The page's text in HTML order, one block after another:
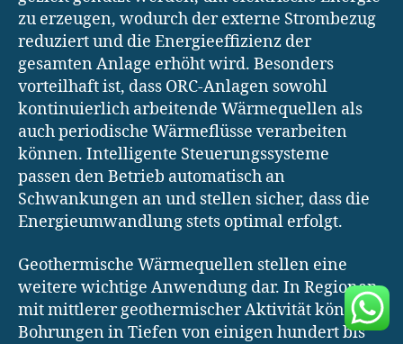
zu erzeugen, wodurch der externe Strombezug
reduziert und die Energieeffizienz der
gesamten Anlage erhöht wird. Besonders
vorteilhaft ist, dass ORC-Anlagen sowohl
kontinuierlich arbeitende Wärmequellen als
auch periodische Wärmeflüsse verarbeiten
können. Intelligente Steuerungssysteme
passen den Betrieb automatisch an
Schwankungen an und stellen sicher, dass die
Energieumwandlung stets optimal erfolgt.
Geothermische Wärmequellen stellen eine
weitere wichtige Anwendung dar. In Regionen
mit mittlerer geothermischer Aktivität können
Bohrungen in Tiefen von einigen hundert bis